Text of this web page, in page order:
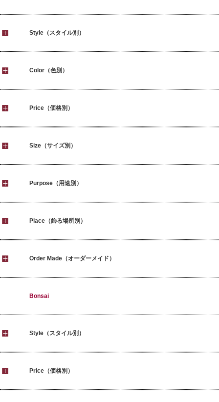
Style（スタイル別）
Color（色別）
Price（価格別）
Size（サイズ別）
Purpose（用途別）
Place（飾る場所別）
Order Made（オーダーメイド）
Bonsai
Style（スタイル別）
Price（価格別）